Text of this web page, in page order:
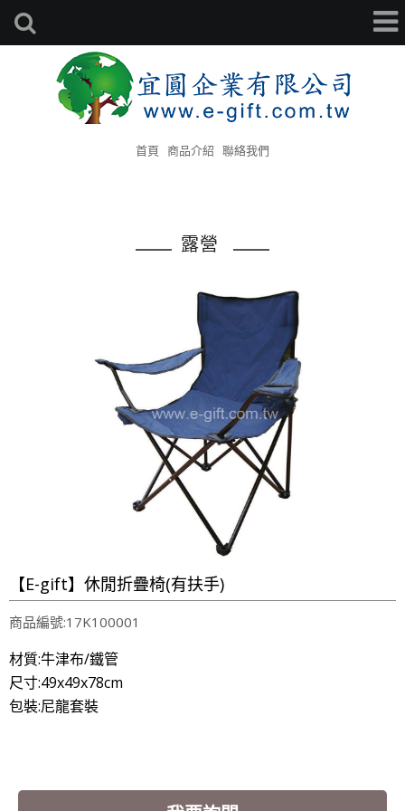
首頁 商品介紹 聯絡我們
露營
【E-gift】休閒折疊椅(有扶手)
商品編號:17K100001
材質:牛津布/鐵管
尺寸:49x49x78cm
包裝:尼龍套裝